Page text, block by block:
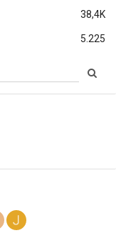
38,4K
5.225